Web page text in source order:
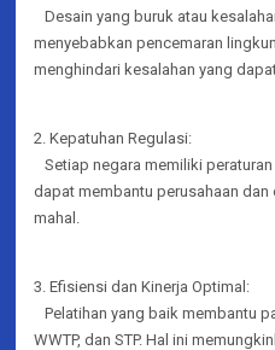
Desain yang buruk atau
menyebabkan pencemaran
menghindari kesalahan yang
2. Kepatuhan Regulasi:
Setiap negara memiliki
dapat membantu perusahaan
mahal.
3. Efisiensi dan Kinerja Optimal:
Pelatihan yang baik membantu
WWTP, dan STP. Hal ini